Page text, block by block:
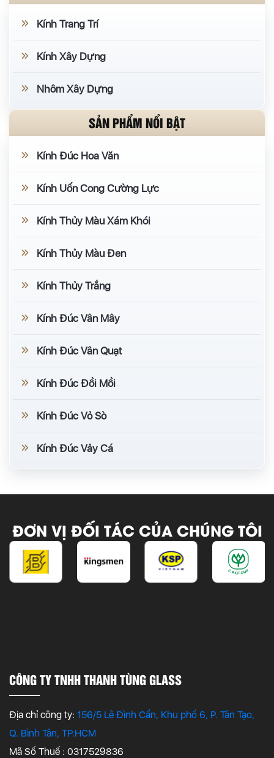
Kính Trang Trí
Kính Xây Dựng
Nhôm Xây Dựng
SẢN PHẨM NỔI BẬT
Kính Đúc Hoa Văn
Kính Uốn Cong Cường Lực
Kính Thủy Màu Xám Khói
Kính Thủy Màu Đen
Kính Thủy Trắng
Kính Đúc Vân Mây
Kính Đúc Vân Quạt
Kính Đúc Đồi Mồi
Kính Đúc Vỏ Sò
Kính Đúc Vảy Cá
ĐƠN VỊ ĐỐI TÁC CỦA CHÚNG TÔI
CÔNG TY TNHH THANH TÙNG GLASS
Địa chỉ công ty: 156/5 Lê Đình Cẩn, Khu phố 6, P. Tân Tạo,
Q. Bình Tân, TP.HCM
Mã Số Thuế : 0317529836